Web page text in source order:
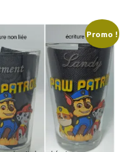
variations.
Les
options
peuvent
être
choisies
sur
la
Promo !